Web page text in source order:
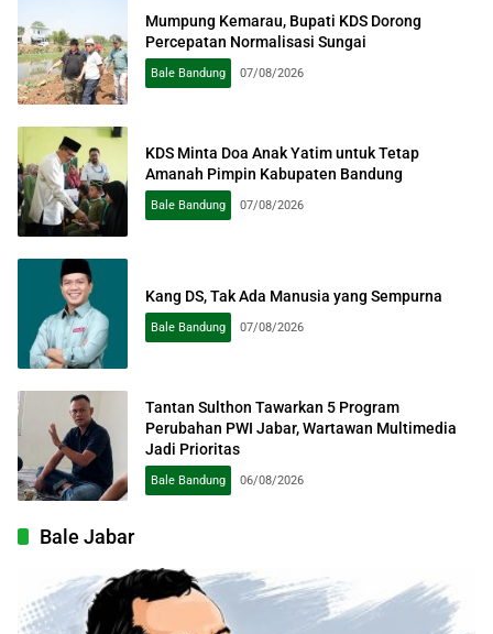
Mumpung Kemarau, Bupati KDS Dorong
Percepatan Normalisasi Sungai
Bale Bandung 07/08/2026
KDS Minta Doa Anak Yatim untuk Tetap
Amanah Pimpin Kabupaten Bandung
Bale Bandung 07/08/2026
Kang DS, Tak Ada Manusia yang Sempurna
Bale Bandung 07/08/2026
Tantan Sulthon Tawarkan 5 Program
Perubahan PWI Jabar, Wartawan Multimedia
Jadi Prioritas
Bale Bandung 06/08/2026
Bale Jabar